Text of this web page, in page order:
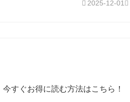
2025-12-01
すぐお得に読む方法はこちら！